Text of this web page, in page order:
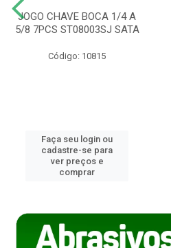
JOGO CHAVE BOCA 1/4 A
5/8 7PCS ST08003SJ SATA
Código: 10815
Faça seu login ou
cadastre-se para
ver preços e
comprar